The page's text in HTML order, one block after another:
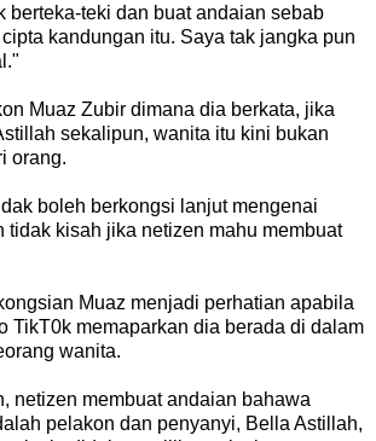
berteka-teki dan buat andaian sebab
kandungan itu. Saya tak jangka pun
Muaz Zubir dimana dia berkata, jika
sekalipun, wanita itu kini bukan
orang.
boleh berkongsi lanjut mengenai
tidak kisah jika netizen mahu membuat
Muaz menjadi perhatian apabila
TikT0k memaparkan dia berada di dalam
wanita.
netizen membuat andaian bahawa
pelakon dan penyanyi, Bella Astillah,